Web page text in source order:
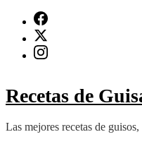
contenido
(presiona
Recetas de
Las mejores recetas de